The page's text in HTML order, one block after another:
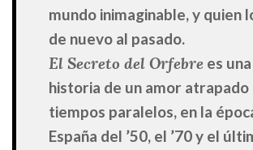
mundo inimaginable, y quien
de nuevo al pasado.
El Secreto del Orfebre es
historia de un amor atrapado
tiempos paralelos, en la
España del ’50, el ’70 y el